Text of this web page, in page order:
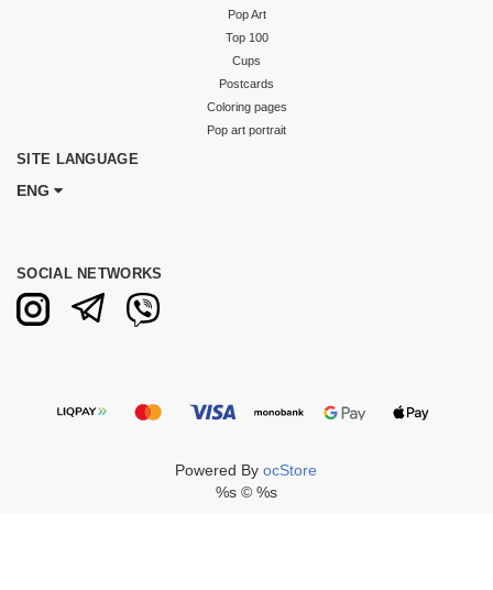
Pop Art
Top 100
Cups
Postcards
Coloring pages
Pop art portrait
SITE LANGUAGE
ENG
SOCIAL NETWORKS
Powered ByocStore
%s © %s